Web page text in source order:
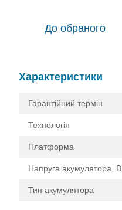
До обраного
Характеристики
Гарантійний термін
Технологія
Платформа
Напруга акумулятора, В
Тип акумулятора